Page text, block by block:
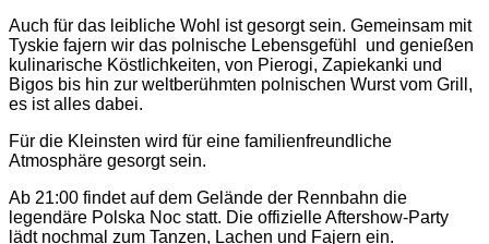
Auch für das leibliche Wohl ist gesorgt sein. Gemeinsam mit
Tyskie fajern wir das polnische Lebensgefühl und genießen
kulinarische Köstlichkeiten, von Pierogi, Zapiekanki und
Bigos bis hin zur weltberühmten polnischen Wurst vom Grill,
es ist alles dabei.
Für die Kleinsten wird für eine familienfreundliche
Atmosphäre gesorgt sein.
Ab 21:00 findet auf dem Gelände der Rennbahn die
legendäre Polska Noc statt. Die offizielle Aftershow-Party
lädt nochmal zum Tanzen, Lachen und Fajern ein.